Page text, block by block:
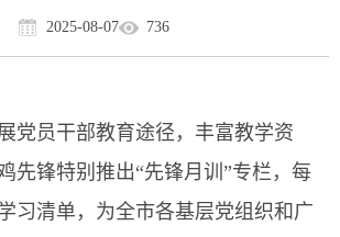
2025-08-07 736
党员干部教育途径，丰富教学资
先锋特别推出“先锋月训”专栏，每
习清单，为全市各基层党组织和广